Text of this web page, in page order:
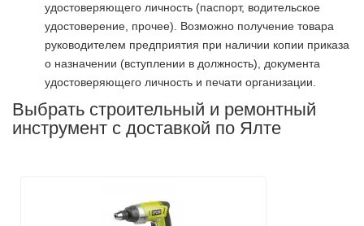
удостоверяющего личность (паспорт, водительское
удостоверение, прочее). Возможно получение товара
руководителем предприятия при наличии копии приказа
о назначении (вступлении в должность), документа
удостоверяющего личность и печати организации.
Выбрать строительный и ремонтный
инструмент с доставкой по Ялте